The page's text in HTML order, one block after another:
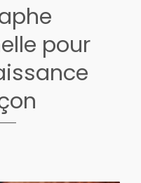
pour